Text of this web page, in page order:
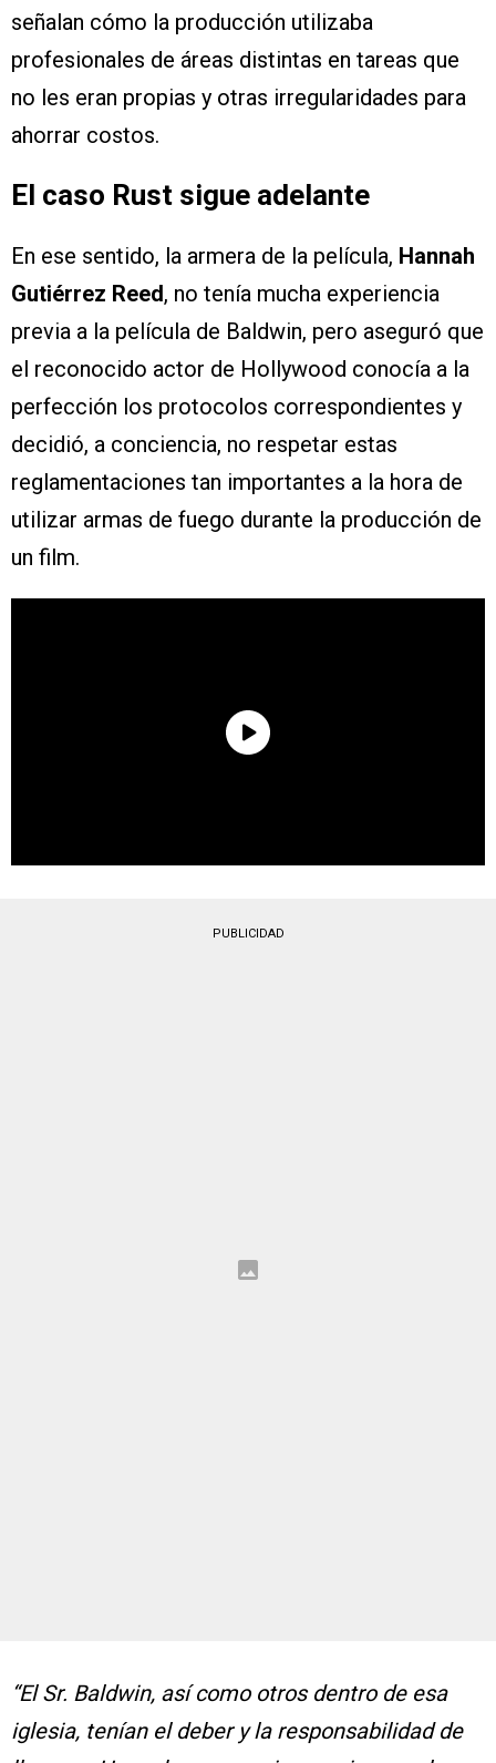
señalan cómo la producción utilizaba
profesionales de áreas distintas en tareas que
no les eran propias y otras irregularidades para
ahorrar costos.
El caso Rust sigue adelante
En ese sentido, la armera de la película, Hannah
Gutiérrez Reed, no tenía mucha experiencia
previa a la película de Baldwin, pero aseguró que
el reconocido actor de Hollywood conocía a la
perfección los protocolos correspondientes y
decidió, a conciencia, no respetar estas
reglamentaciones tan importantes a la hora de
utilizar armas de fuego durante la producción de
un film.
PUBLICIDAD
“El Sr. Baldwin, así como otros dentro de esa
iglesia, tenían el deber y la responsabilidad de